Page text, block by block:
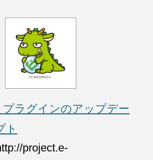
プラグインのアップデー
ト
project.e-